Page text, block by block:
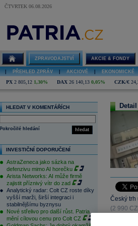
ČTVRTEK 06.08.2026
ZPRAVODAJSTVÍ AKCIE & FONDY
PŘEHLED ZPRÁV AKCIOVÉ EKONOMICKÉ
PX 2 805,12 1,30% DAX 26 140,13 0,05% CZK/€
HLEDAT V KOMENTÁŘÍCH
hledat
Pokročilé hledání
INVESTIČNÍ DOPORUČENÍ
AstraZeneca jako sázka na
defenzivu mimo AI horečku
Arista Networks: AI může firmě
zajistit příznivý vítr do zad
Analytický radar: Colt CZ roste díky
vyšší marži, širší integraci i
stabilnějšímu byznysu
Nové střelivo pro další růst. Patria
mění cílovou cenu pro Colt CZ
Český trh
(2 990